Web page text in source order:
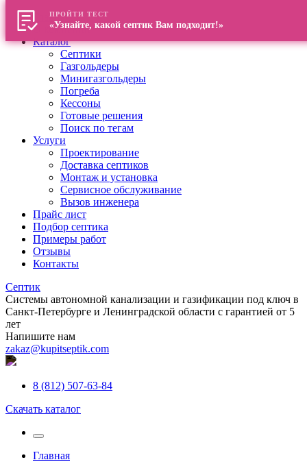
Главная
О компании
Каталог
Септики
Газгольдеры
Минигазгольдеры
Погреба
Кессоны
Готовые решения
Поиск по тегам
Услуги
Проектирование
Доставка септиков
Монтаж и установка
Сервисное обслуживание
Вызов инженера
Прайс лист
Подбор септика
Примеры работ
Отзывы
Контакты
Септик
Системы автономной канализации и газификации под ключ в
Санкт-Петербурге и Ленинградской области с гарантией от 5
лет
Напишите нам
zakaz@kupitseptik.com
8 (812) 507-63-84
Скачать каталог
Главная
ПРОЙТИ ТЕСТ
«Узнайте, какой септик Вам подходит!»